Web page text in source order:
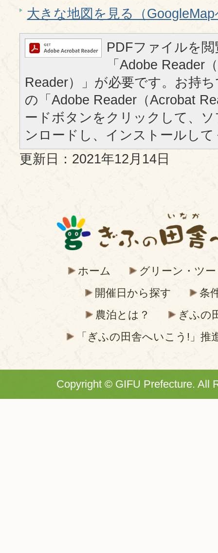
大きな地図を見る（
PDFファイルを
「Adobe Reader
Reader）」が必要です。お持
の「Adobe Reader（Acrobat
ードボタンをクリックして、
ンロードし、インストールし
更新日：2021年12月14日
ホーム
グリーン・ツ
開催日から探す
条
農泊とは？
ぎふの
「ぎふの田舎へいこう!」推
Copyright © GIFU Prefecture. All